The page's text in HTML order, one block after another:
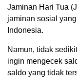
Jaminan Hari Tua
jaminan sosial
Indonesia.
Namun, tidak
ingin mengecek
saldo yang tidak